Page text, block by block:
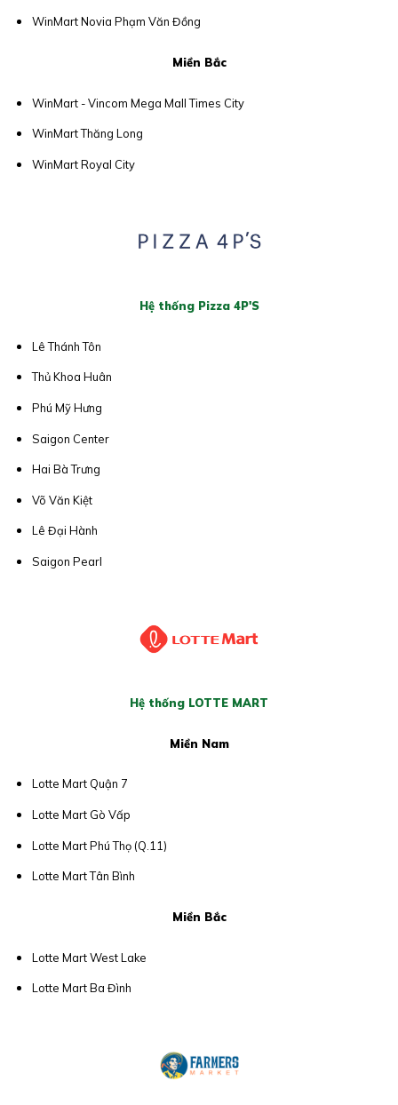
WinMart Novia Phạm Văn Đồng
Miền Bắc
WinMart - Vincom Mega Mall Times City
WinMart Thăng Long
WinMart Royal City
Hệ thống Pizza 4P'S
Lê Thánh Tôn
Thủ Khoa Huân
Phú Mỹ Hưng
Saigon Center
Hai Bà Trưng
Võ Văn Kiệt
Lê Đại Hành
Saigon Pearl
Hệ thống LOTTE MART
Miền Nam
Lotte Mart Quận 7
Lotte Mart Gò Vấp
Lotte Mart Phú Thọ (Q.11)
Lotte Mart Tân Bình
Miền Bắc
Lotte Mart West Lake
Lotte Mart Ba Đình